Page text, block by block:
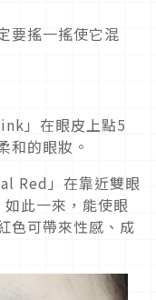
要搖一搖使它混
」在眼皮上點5
和的眼妝。
Red」在靠近雙眼
此一來，能使眼
可帶來性感、成